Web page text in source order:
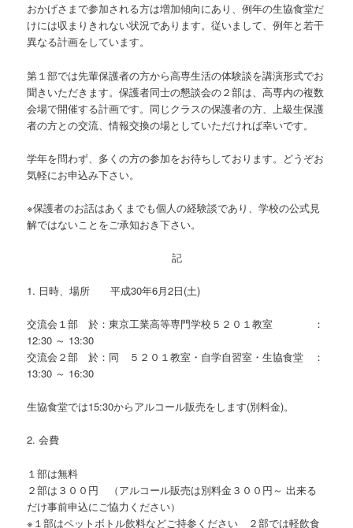
おかげさまで参加される方は増加傾向にあり、例年の生協食堂だ
けには収まりきれない状況であります。従いまして、例年と若干
異なる計画をしています。
第１部では先輩保護者の方から高専生活の体験談を講演形式でお
聞きいただきます。保護者同士の懇談会の２部は、高専内の複数
会場で開催する計画です。同じクラスの保護者の方、上級生保護
者の方との交流、情報交換の場としていただければ幸いです。
学年を問わず、多くの方の参加をお待ちしております。どうぞお
気軽にお申込み下さい。
※保護者のお話はあくまでも個人の経験談であり、学校の公式見
解ではないことをご承知おき下さい。
記
1. 日時、場所 平成30年6月2日(土)
交流会１部 於：東京工業高等専門学校５２０１教室 ：
12:30 ～ 13:30
交流会２部 於：同 ５２０１教室・自学自習室・生協食堂 ：
13:30 ～ 16:30
生協食堂では15:30からアルコール販売をします(別料金)。
2. 会費
１部は無料
２部は３００円 （アルコール販売は別料金３００円～ 出来る
だけ事前申込にご協力ください）
※１部はペットボトル飲料などご持参ください ２部では軽飲食